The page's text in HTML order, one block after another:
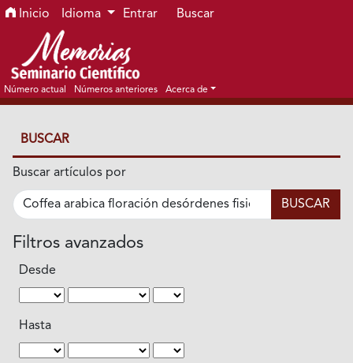
Ir al menú de navegación principal
Ir al contenido principal
Ir al pie de página del sitio
Inicio Idioma Entrar Buscar
Número actual Números anteriores Acerca de
BUSCAR
Buscar artículos por
Filtros avanzados
Desde
Hasta